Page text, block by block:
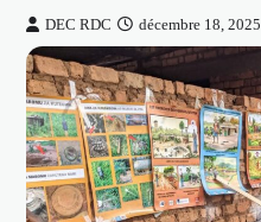
DEC RDC décembre 18, 2025